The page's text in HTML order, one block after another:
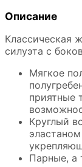
Описание
Классическая
силуэта с
Мягкое
приятные
Круглый
Парные, а